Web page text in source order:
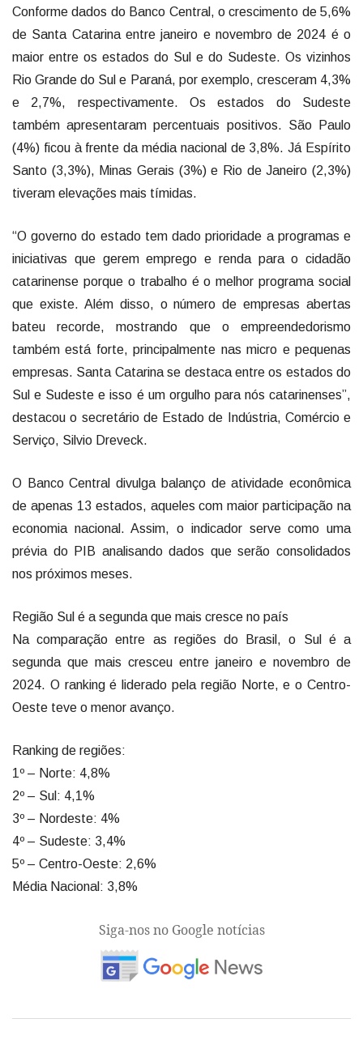
Conforme dados do Banco Central, o crescimento de 5,6%
de Santa Catarina entre janeiro e novembro de 2024 é o
maior entre os estados do Sul e do Sudeste. Os vizinhos
Rio Grande do Sul e Paraná, por exemplo, cresceram 4,3%
e 2,7%, respectivamente. Os estados do Sudeste
também apresentaram percentuais positivos. São Paulo
(4%) ficou à frente da média nacional de 3,8%. Já Espírito
Santo (3,3%), Minas Gerais (3%) e Rio de Janeiro (2,3%)
tiveram elevações mais tímidas.
“O governo do estado tem dado prioridade a programas e
iniciativas que gerem emprego e renda para o cidadão
catarinense porque o trabalho é o melhor programa social
que existe. Além disso, o número de empresas abertas
bateu recorde, mostrando que o empreendedorismo
também está forte, principalmente nas micro e pequenas
empresas. Santa Catarina se destaca entre os estados do
Sul e Sudeste e isso é um orgulho para nós catarinenses”,
destacou o secretário de Estado de Indústria, Comércio e
Serviço, Silvio Dreveck.
O Banco Central divulga balanço de atividade econômica
de apenas 13 estados, aqueles com maior participação na
economia nacional. Assim, o indicador serve como uma
prévia do PIB analisando dados que serão consolidados
nos próximos meses.
Região Sul é a segunda que mais cresce no país
Na comparação entre as regiões do Brasil, o Sul é a
segunda que mais cresceu entre janeiro e novembro de
2024. O ranking é liderado pela região Norte, e o Centro-
Oeste teve o menor avanço.
Ranking de regiões:
1º – Norte: 4,8%
2º – Sul: 4,1%
3º – Nordeste: 4%
4º – Sudeste: 3,4%
5º – Centro-Oeste: 2,6%
Média Nacional: 3,8%
Siga-nos no Google notícias